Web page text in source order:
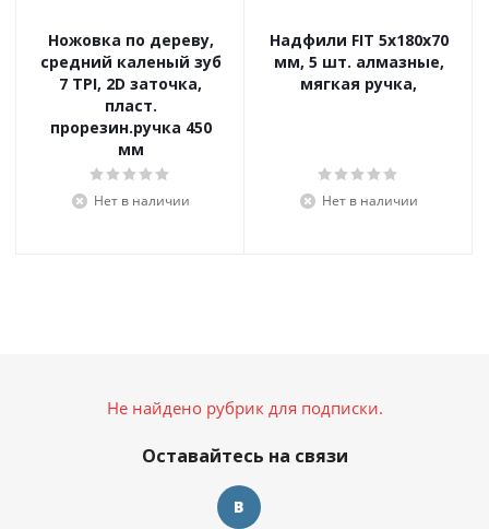
Ножовка по дереву,
средний каленый зуб
7 ТPI, 2D заточка,
пласт.
прорезин.ручка 450
мм
Нет в наличии
Надфили FIT 5х180х70
мм, 5 шт. алмазные,
мягкая ручка,
Нет в наличии
Не найдено рубрик для подписки.
Оставайтесь на связи